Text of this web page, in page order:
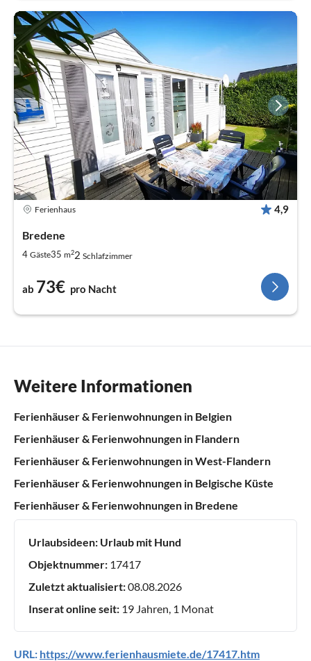
Ferienhaus 4,9
Bredene
4 Gäste35 m22 Schlafzimmer
ab 73€ pro Nacht
Weitere Informationen
Ferienhäuser & Ferienwohnungen in Belgien
Ferienhäuser & Ferienwohnungen in Flandern
Ferienhäuser & Ferienwohnungen in West-Flandern
Ferienhäuser & Ferienwohnungen in Belgische Küste
Ferienhäuser & Ferienwohnungen in Bredene
Urlaubsideen: Urlaub mit Hund
Objektnummer: 17417
Zuletzt aktualisiert:08.08.2026
Inserat online seit: 19 Jahren, 1 Monat
URL: https://www.ferienhausmiete.de/17417.htm